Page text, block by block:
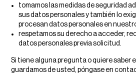
tomamos las medidas de seguridad
sus datos personales y también lo
procesan datos personales en
respetamos su derecho a acceder,
datos personales previa solicitud.
Si tiene alguna pregunta o quiere saber
guardamos de usted, póngase en